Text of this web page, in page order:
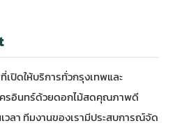
ปิดให้บริการทั่วกรุงเทพและ
รอินทร์ด้วยดอกไม้สดคุณภาพดี
ลา ทีมงานของเรามีประสบการณ์จัด